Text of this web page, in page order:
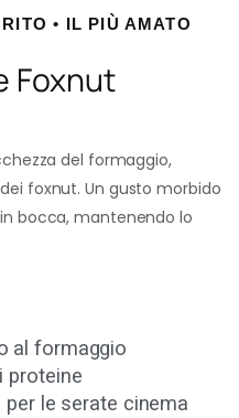
• IL PIÙ AMATO
Foxnut
del formaggio,
foxnut. Un gusto morbido
bocca, mantenendo lo
al formaggio
proteine
le serate cinema